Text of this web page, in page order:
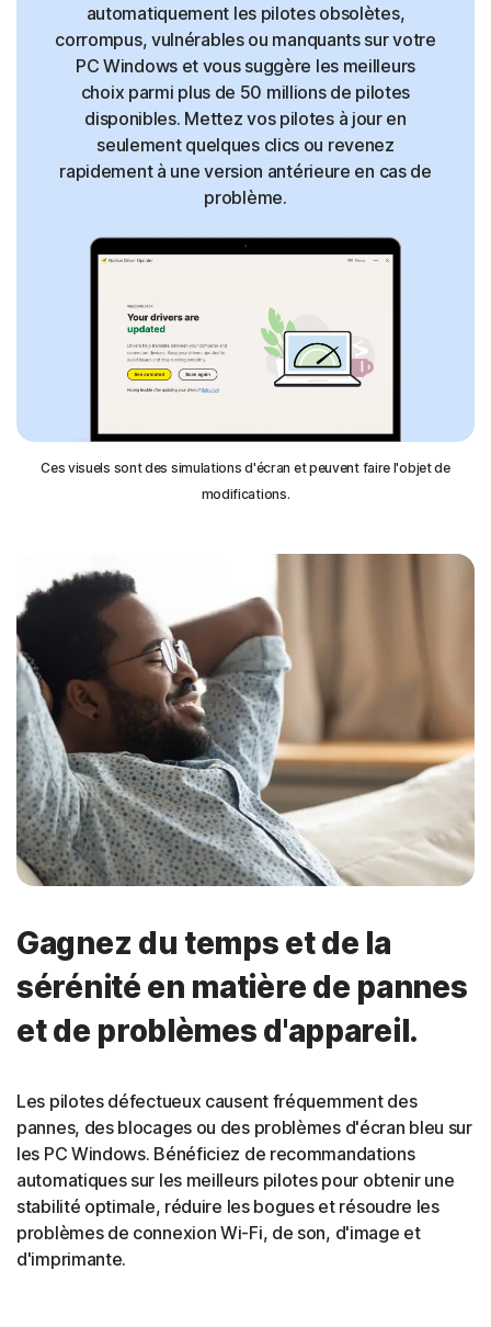
automatiquement les pilotes obsolètes,
corrompus, vulnérables ou manquants sur votre
PC Windows et vous suggère les meilleurs
choix parmi plus de 50 millions de pilotes
disponibles. Mettez vos pilotes à jour en
seulement quelques clics ou revenez
rapidement à une version antérieure en cas de
problème.
Ces visuels sont des simulations d'écran et peuvent faire l'objet de
modifications.
Gagnez du temps et de la
sérénité en matière de pannes
et de problèmes d'appareil.
Les pilotes défectueux causent fréquemment des
pannes, des blocages ou des problèmes d'écran bleu sur
les PC Windows. Bénéficiez de recommandations
automatiques sur les meilleurs pilotes pour obtenir une
stabilité optimale, réduire les bogues et résoudre les
problèmes de connexion Wi-Fi, de son, d'image et
d'imprimante.